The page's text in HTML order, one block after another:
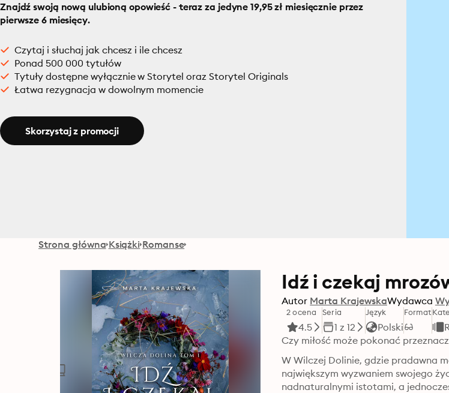
Znajdź swoją nową ulubioną opowieść - teraz za jedyne 19,95 zł miesięcznie przez
pierwsze 6 miesięcy.
Czytaj i słuchaj jak chcesz i ile chcesz
Ponad 500 000 tytułów
Tytuły dostępne wyłącznie w Storytel oraz Storytel Originals
Łatwa rezygnacja w dowolnym momencie
Skorzystaj z promocji
Strona główna Książki Romanse
Idź i czekaj
Autor Marta KrajewskaWydawca
2 ocena
4.5
Seria
1 z 12
Język
Polski
Format
Czy miłość może pokonać
W Wilczej Dolinie, gdzie pradawna
największym wyzwaniem swojego
nadnaturalnymi istotami, a